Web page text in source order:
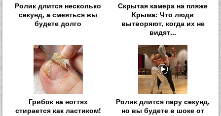
Ролик длится несколько
секунд, а смеяться вы
будете долго
Скрытая камера на пляже
Крыма: Что люди
вытворяют, когда их не
видят...
Грибок на ногтях
стирается как ластиком!
Ролик длится пару секунд,
но вы будете в шоке от